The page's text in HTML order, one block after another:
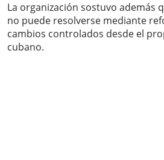
La organización sostuvo además
no puede resolverse mediante
cambios controlados desde el
cubano.